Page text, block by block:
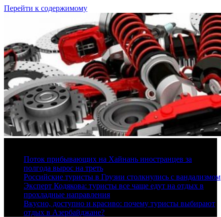
Перейти к содержимому
Поток прибывающих на Хайнань иностранцев за
полгода вырос на треть
Российские туристы в Грузии столкнулись с вандализмом
Эксперт Кодякова: туристы все чаще едут на отдых в
прохладные направления
Вкусно, доступно и красиво: почему туристы выбирают
отдых в Азербайджане?